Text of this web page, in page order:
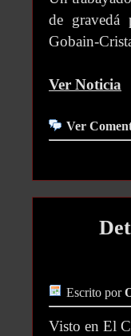
de gravedá
Gobain-
Ver Noticia
Ver
Escrito por
Visto en El